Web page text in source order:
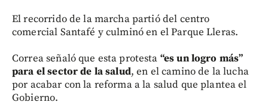
El recorrido de la marcha partió del centro
comercial Santafé y culminó en el Parque Lleras.
Correa señaló que esta protesta “es un logro más”
para el sector de la salud, en el camino de la lucha
por acabar con la reforma a la salud que plantea el
Gobierno.